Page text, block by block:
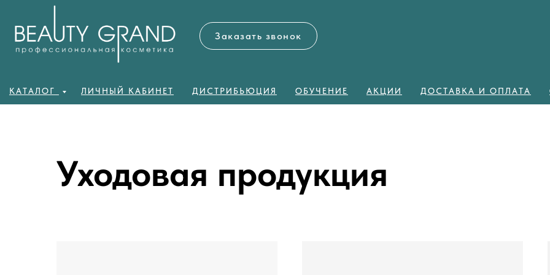
Заказать звонок
КАТАЛОГ ЛИЧНЫЙ КАБИНЕТ ДИСТРИБЬЮЦИЯ ОБУЧЕНИЕ АКЦИИ ДОСТАВКА И ОПЛАТА
Уходовая продукция